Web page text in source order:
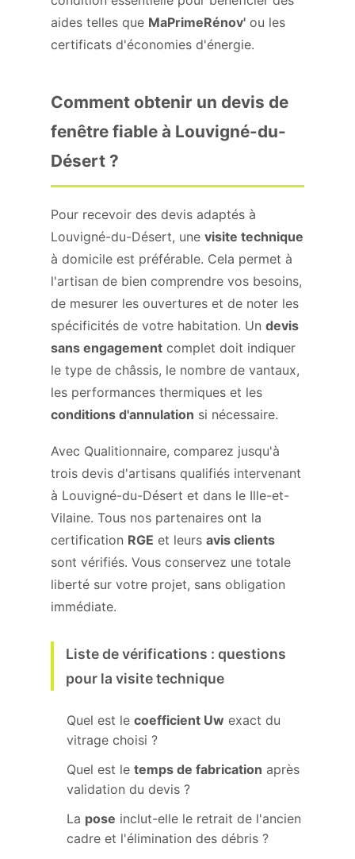
aides telles que MaPrimeRénov' ou les
certificats d'économies d'énergie.
Comment obtenir un devis de
fenêtre fiable à Louvigné-du-
Désert ?
Pour recevoir des devis adaptés à
Louvigné-du-Désert, une visite technique
à domicile est préférable. Cela permet à
l'artisan de bien comprendre vos besoins,
de mesurer les ouvertures et de noter les
spécificités de votre habitation. Un devis
sans engagement complet doit indiquer
le type de châssis, le nombre de vantaux,
les performances thermiques et les
conditions d'annulation si nécessaire.
Avec Qualitionnaire, comparez jusqu'à
trois devis d'artisans qualifiés intervenant
à Louvigné-du-Désert et dans le Ille-et-
Vilaine. Tous nos partenaires ont la
certification RGE et leurs avis clients
sont vérifiés. Vous conservez une totale
liberté sur votre projet, sans obligation
immédiate.
Liste de vérifications : questions
pour la visite technique
Quel est le coefficient Uw exact du
vitrage choisi ?
Quel est le temps de fabrication après
validation du devis ?
La pose inclut-elle le retrait de l'ancien
cadre et l'élimination des débris ?